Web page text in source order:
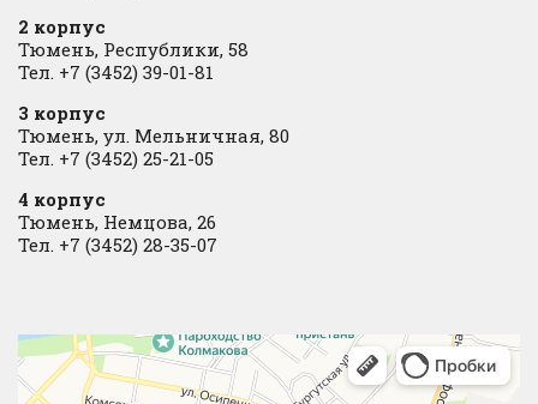
2 корпус
Тюмень, Республики, 58
Тел. +7 (3452) 39-01-81
3 корпус
Тюмень, ул. Мельничная, 80
Тел. +7 (3452) 25-21-05
4 корпус
Тюмень, Немцова, 26
Тел. +7 (3452) 28-35-07